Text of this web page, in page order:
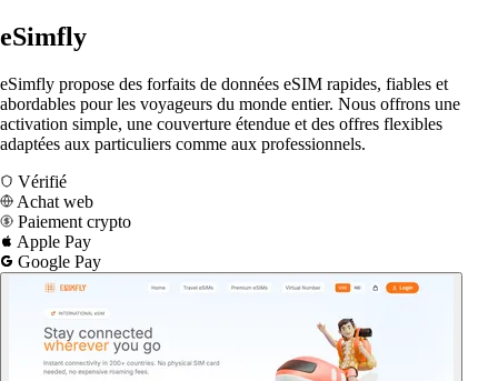
eSimfly
eSimfly propose des forfaits de données eSIM rapides, fiables et
abordables pour les voyageurs du monde entier. Nous offrons une
activation simple, une couverture étendue et des offres flexibles
adaptées aux particuliers comme aux professionnels.
Vérifié
Achat web
Paiement crypto
Apple Pay
Google Pay